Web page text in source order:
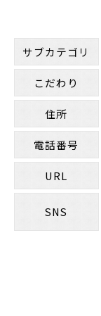
サブカテゴリ
こだわり
住所
電話番号
URL
SNS